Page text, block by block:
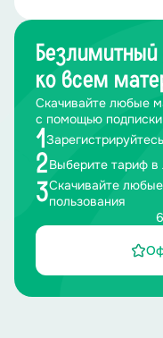
Безлимитный
ко всем
Скачивайте любые
с помощью подписки
1
2Выберите тариф в
3Скачивайте
пользования